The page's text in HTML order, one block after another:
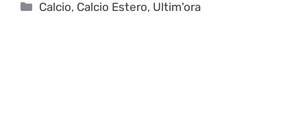
Categorie
Calcio, Calcio Estero, Ultim'ora